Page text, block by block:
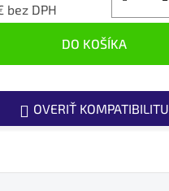
bez DPH
DO KOŠÍKA
OVERIŤ KOMPATIBILITU